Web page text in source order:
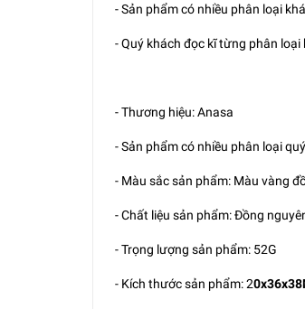
- Sản phẩm có nhiều phân loại
- Quý khách đọc kĩ từng phân loại
- Thương hiệu: Anasa
- Sản phẩm có nhiều phân loại
- Màu sắc sản phẩm: Màu vàng
- Chất liệu sản phẩm: Đồng
- Trọng lượng sản phẩm: 52G
- Kích thước sản phẩm: 2